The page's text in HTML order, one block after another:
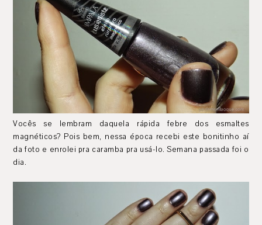
Vocês se lembram daquela rápida febre dos esmaltes
magnéticos? Pois bem, nessa época recebi este bonitinho aí
da foto e enrolei pra caramba pra usá-lo. Semana passada foi o
dia.